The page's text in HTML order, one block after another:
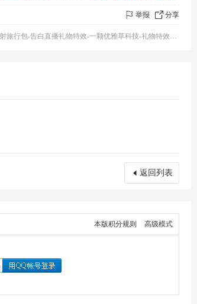
举报 分享
包-告白直播礼物特效-一颗优雅草科技-礼物特效定制-礼物特效购买
返回列表
本版积分规则 高级模式